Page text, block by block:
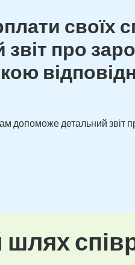
своїх
про
допоможе детальний звіт